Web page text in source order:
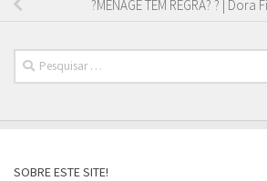
?MÉNAGE TEM REGRA? ? | Dora
Pesquisar
por:
SOBRE ESTE SITE!